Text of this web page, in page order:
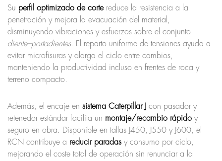
Su perfil optimizado de cortereduce la resistencia a la
penetración y mejora la evacuación del material,
disminuyendo vibraciones y esfuerzos sobre el conjunto
diente–portadientes. El reparto uniforme de tensiones ayuda a
evitar microfisuras y alarga el ciclo entre cambios,
manteniendo la productividad incluso en frentes de roca y
terreno compacto.
Además, el encaje en sistema Caterpillar J
con pasador y
retenedor estándar facilita un montaje/recambio rápido y
seguro en obra. Disponible en tallas J450, J550 y J600, el
RCN contribuye a reducir paradas y consumo por ciclo,
mejorando el coste total de operación sin renunciar a la